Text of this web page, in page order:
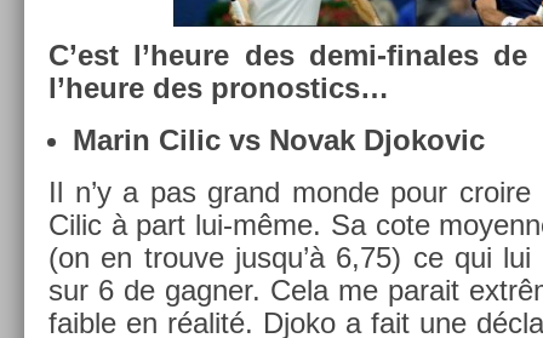
C’est l’heure des demi-finales de
l’heure des pro­nos­tics…
Marin Cilic vs Novak Djokovic
Il n’y a pas grand monde pour
Cilic à part lui-même. Sa cote
(on en trouve jusqu’à 6,75) ce qui
sur 6 de gagn­er. Cela me para­it
faib­le en réalité. Djoko a fait une